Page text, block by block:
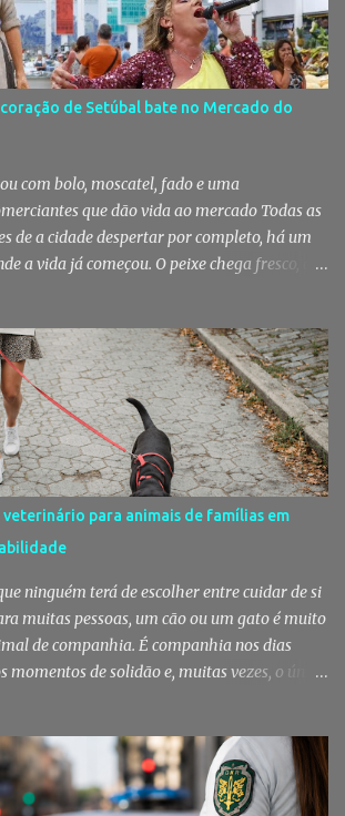
Novo. Segundo a GNR, "no âmbito de
os militares da Guarda detetaram
num local referenciado pela prática de
de estupefacientes", circunstância que
de diligências policiais. Foi no decorrer
militares localizaram um suspeito no interior
Apanhado em flagrante De ...
coração de Setúbal bate no Mercado do
com bolo, moscatel, fado e uma
que dão vida ao mercado Todas as
de a cidade despertar por completo, há um
a vida já começou. O peixe chega fresco, os
pão acabado de cozer. Há 150 anos que esta
do Livramento, um espaço que
mais do que um mercado: é um dos maiores
setubalense. Mercado celebrou 150 anos
Foi considerado pela revista norte-
um dos melhores mercados de peixe do
setubalenses, o Mercado do Livramento vale
distinção internacional. O Mercado do
no dia 31 de Julho, os 150 anos de existência
na qual a Câmara Municipal
para animais de famílias em
ninguém terá de escolher entre cuidar de si
muitas pessoas, um cão ou um gato é muito
de companhia. É companhia nos dias
momentos de solidão e, muitas vezes, o único
de saúde aos animais pertencentes a
Acolhimento de Emergência Social,
a proteção animal e o apoio às